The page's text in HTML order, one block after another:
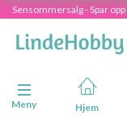
Sensommersalg - Spar
Veksle navigasjon
Meny
Hjem